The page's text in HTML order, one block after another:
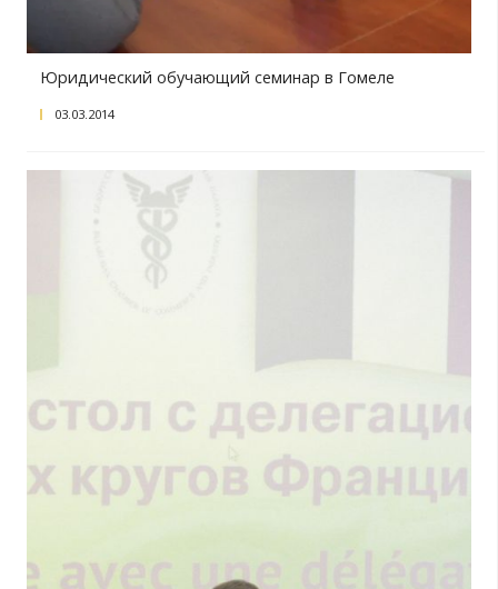
Круглый стол с белорусскими деловыми
06.03.2014